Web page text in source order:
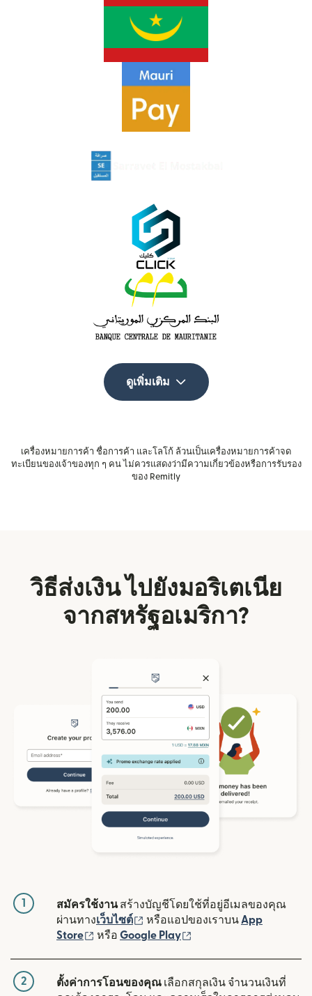
ดูเพิ่มเติม
เครื่องหมายการค้า ชื่อการค้า และโลโก้ ล้วนเป็นเครื่องหมายการค้าจด
ทะเบียนของเจ้าของทุก ๆ คน ไม่ควรแสดงว่ามีความเกี่ยวข้องหรือการรับรอง
ของ Remitly
วิธีส่งเงิน ไปยังมอริเตเนีย
จากสหรัฐอเมริกา?
1 สมัครใช้งานสร้างบัญชีโดยใช้ที่อยู่อีเมลของคุณ
ผ่านทางเว็บไซต์ (เปิดในหน้าต่างใหม่)
หรือแอปของเราบนApp
Store
(เปิดในหน้าต่างใหม่)
หรือ Google Play
2 ตั้งค่าการโอนของคุณ เลือกสกุลเงิน จำนวนเงินที่